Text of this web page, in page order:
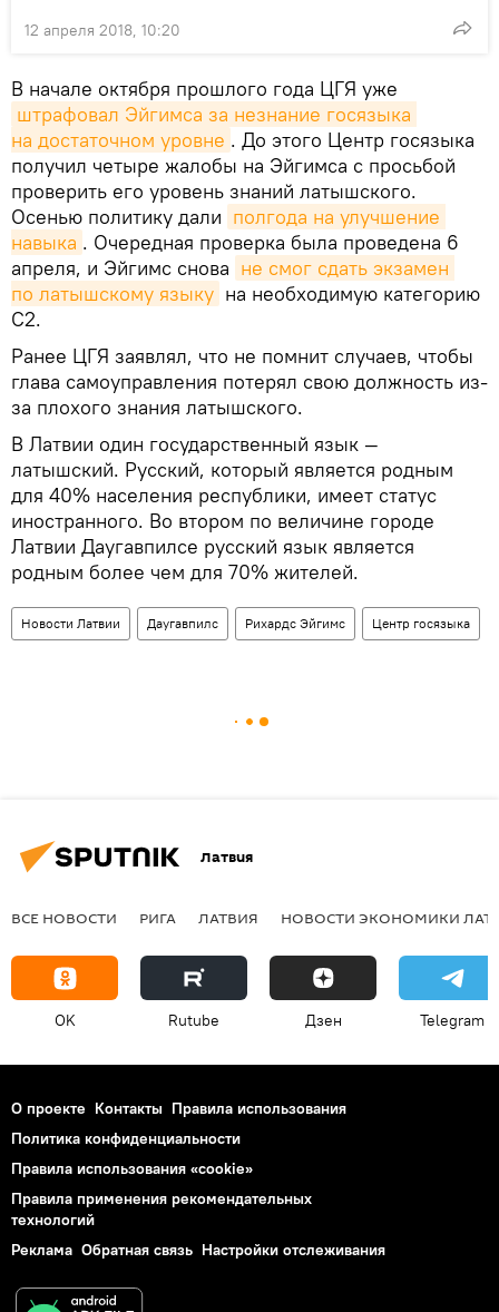
12 апреля 2018, 10:20
В начале октября прошлого года ЦГЯ уже
штрафовал Эйгимса за незнание госязыка
на достаточном уровне . До этого Центр госязыка
получил четыре жалобы на Эйгимса с просьбой
проверить его уровень знаний латышского.
Осенью политику дали полгода на улучшение
навыка . Очередная проверка была проведена 6
апреля, и Эйгимс снова не смог сдать экзамен
по латышскому языку на необходимую категорию
C2.
Ранее ЦГЯ заявлял, что не помнит случаев, чтобы
глава самоуправления потерял свою должность из-
за плохого знания латышского.
В Латвии один государственный язык —
латышский. Русский, который является родным
для 40% населения республики, имеет статус
иностранного. Во втором по величине городе
Латвии Даугавпилсе русский язык является
родным более чем для 70% жителей.
Новости Латвии Даугавпилс Рихардс Эйгимс Центр госязыка
Латвия
ВСЕ НОВОСТИ РИГА ЛАТВИЯ НОВОСТИ ЭКОНОМИКИ
OK Rutube Дзен Telegram
О проекте Контакты Правила использования
Политика конфиденциальности
Правила использования «cookie»
Правила применения рекомендательных
технологий
Реклама Обратная связь Настройки отслеживания